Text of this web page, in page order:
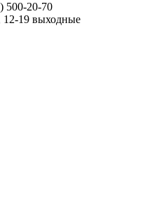
500-20-70
12-19 выходные